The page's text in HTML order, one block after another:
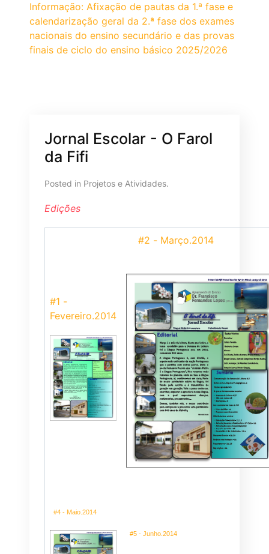
Informação: Afixação de pautas da 1.ª fase e
calendarização geral da 2.ª fase dos exames
nacionais do ensino secundário e das provas
finais de ciclo do ensino básico 2025/2026
Jornal Escolar - O Farol
da Fifi
Posted in Projetos e Atividades.
Edições
#1 -
Fevereiro.2014
#2 - Março.2014
#4 - Maio.2014
#5 - Junho.2014